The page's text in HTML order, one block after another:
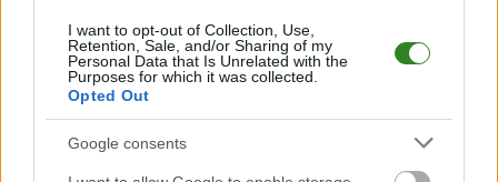
I want to opt-out of Collection, Use,
Retention, Sale, and/or Sharing of my
Personal Data that Is Unrelated with the
Purposes for which it was collected.
Opted Out
Google consents
Strzelec Frysztakprzystępuje do tego spotkania w roli gospodarza. Jak
drużyna radzi sobie w sezonie 2025/2026 rozgrywek Krosno > Klasa
Okręgowa przed własną publicznością? Na tej stronie możecie zobaczyć
tabelę uwzględniającą tylko mecze u siebie. W tabeli biorącej pod uwagę
tylko mecze wyjazdowe możecie natomiast sprawdzić jak spisuje się klub
Karpaty Klimkówka.
Krosno > Klasa Okręgowa - sytuacja w tabeli